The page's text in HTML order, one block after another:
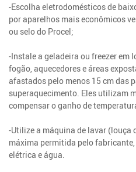
-Escolha eletrodomésticos de
por aparelhos mais econômicos
ou selo do Procel;
-Instale a geladeira ou freezer em
fogão, aquecedores e áreas
afastados pelo menos 15 cm das
superaquecimento. Eles utilizam
compensar o ganho de
-Utilize a máquina de lavar (louça
máxima permitida pelo
elétrica e água.